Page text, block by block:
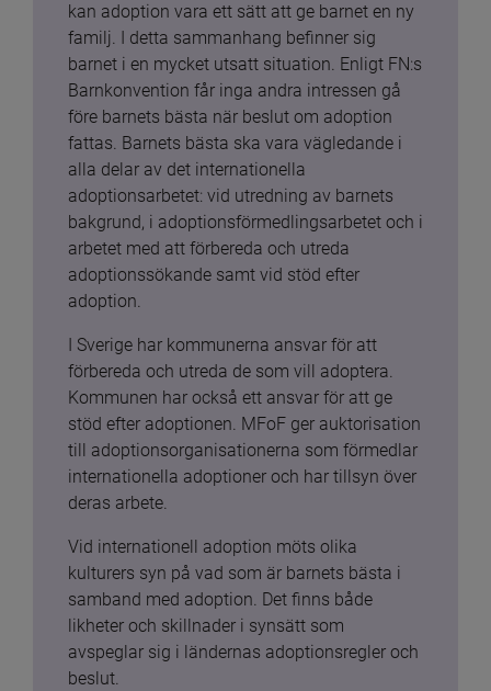
kan adoption vara ett sätt att ge barnet en ny
familj. I detta sammanhang befinner sig
barnet i en mycket utsatt situation. Enligt FN:s
Barnkonvention får inga andra intressen gå
före barnets bästa när beslut om adoption
fattas. Barnets bästa ska vara vägledande i
alla delar av det internationella
adoptionsarbetet: vid utredning av barnets
bakgrund, i adoptionsförmedlingsarbetet och i
arbetet med att förbereda och utreda
adoptionssökande samt vid stöd efter
adoption.
I Sverige har kommunerna ansvar för att
förbereda och utreda de som vill adoptera.
Kommunen har också ett ansvar för att ge
stöd efter adoptionen. MFoF ger auktorisation
till adoptionsorganisationerna som förmedlar
internationella adoptioner och har tillsyn över
deras arbete.
Vid internationell adoption möts olika
kulturers syn på vad som är barnets bästa i
samband med adoption. Det finns både
likheter och skillnader i synsätt som
avspeglar sig i ländernas adoptionsregler och
beslut.